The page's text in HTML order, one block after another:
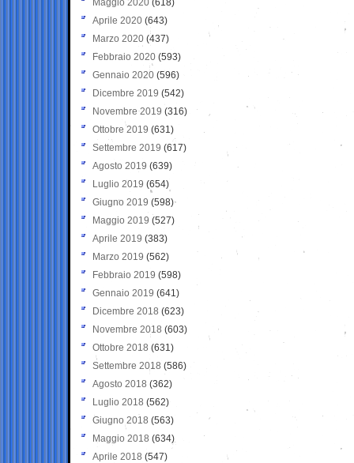
Maggio 2020 (618)
Aprile 2020 (643)
Marzo 2020 (437)
Febbraio 2020 (593)
Gennaio 2020 (596)
Dicembre 2019 (542)
Novembre 2019 (316)
Ottobre 2019 (631)
Settembre 2019 (617)
Agosto 2019 (639)
Luglio 2019 (654)
Giugno 2019 (598)
Maggio 2019 (527)
Aprile 2019 (383)
Marzo 2019 (562)
Febbraio 2019 (598)
Gennaio 2019 (641)
Dicembre 2018 (623)
Novembre 2018 (603)
Ottobre 2018 (631)
Settembre 2018 (586)
Agosto 2018 (362)
Luglio 2018 (562)
Giugno 2018 (563)
Maggio 2018 (634)
Aprile 2018 (547)